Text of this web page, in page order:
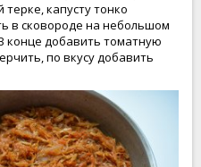
капусту тонко
в сковороде на небольшом
конце добавить томатную
по вкусу добавить